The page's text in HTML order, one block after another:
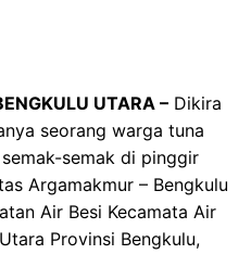
UTARA – Dikira
seorang warga tuna
semak di pinggir
Argamakmur – Bengkulu
Air Besi Kecamata Air
Provinsi Bengkulu,